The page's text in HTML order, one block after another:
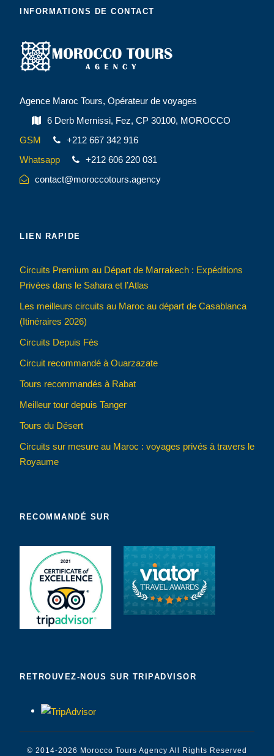
INFORMATIONS DE CONTACT
Agence Maroc Tours, Opérateur de voyages
6 Derb Mernissi, Fez, CP 30100, MOROCCO
GSM
+212 667 342 916
Whatsapp
+212 606 220 031
contact@moroccotours.agency
LIEN RAPIDE
Circuits Premium au Départ de Marrakech : Expéditions
Privées dans le Sahara et l’Atlas
Les meilleurs circuits au Maroc au départ de Casablanca
(Itinéraires 2026)
Circuits Depuis Fès
Circuit recommandé à Ouarzazate
Tours recommandés à Rabat
Meilleur tour depuis Tanger
Tours du Désert
Circuits sur mesure au Maroc : voyages privés à travers le
Royaume
RECOMMANDÉ SUR
RETROUVEZ-NOUS SUR TRIPADVISOR
© 2014-2026 Morocco Tours Agency All Rights Reserved